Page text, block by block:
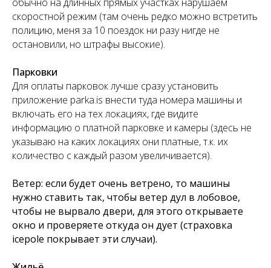
скоростной режим (там очень редко можно встретить
полицию, меня за 10 поездок ни разу нигде не
остановили, но штрафы высокие).
Парковки
Для оплаты парковок лучше сразу установить
приложение parka.is внести туда номера машины и
включать его на тех локациях, где видите
информацию о платной парковке и камеры (здесь не
указываю на каких локациях они платные, т.к. их
количество с каждый разом увеличивается).
Ветер: если будет очень ветрено, то машины
нужно ставить так, чтобы ветер дул в лобовое,
чтобы не вырвало двери, для этого открываете
окно и проверяете откуда он дует (страховка
icepole покрывает эти случаи).